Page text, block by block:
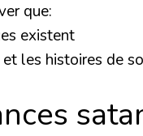
que:
existent
les histoires de